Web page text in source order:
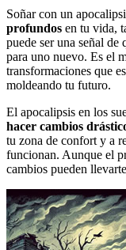
Soñar con un
profundos en tu vida,
puede ser una señal de
para uno nuevo. Es el
transformaciones que
moldeando tu futuro.
El apocalipsis en los
hacer cambios
tu zona de confort y a
funcionan. Aunque el
cambios pueden